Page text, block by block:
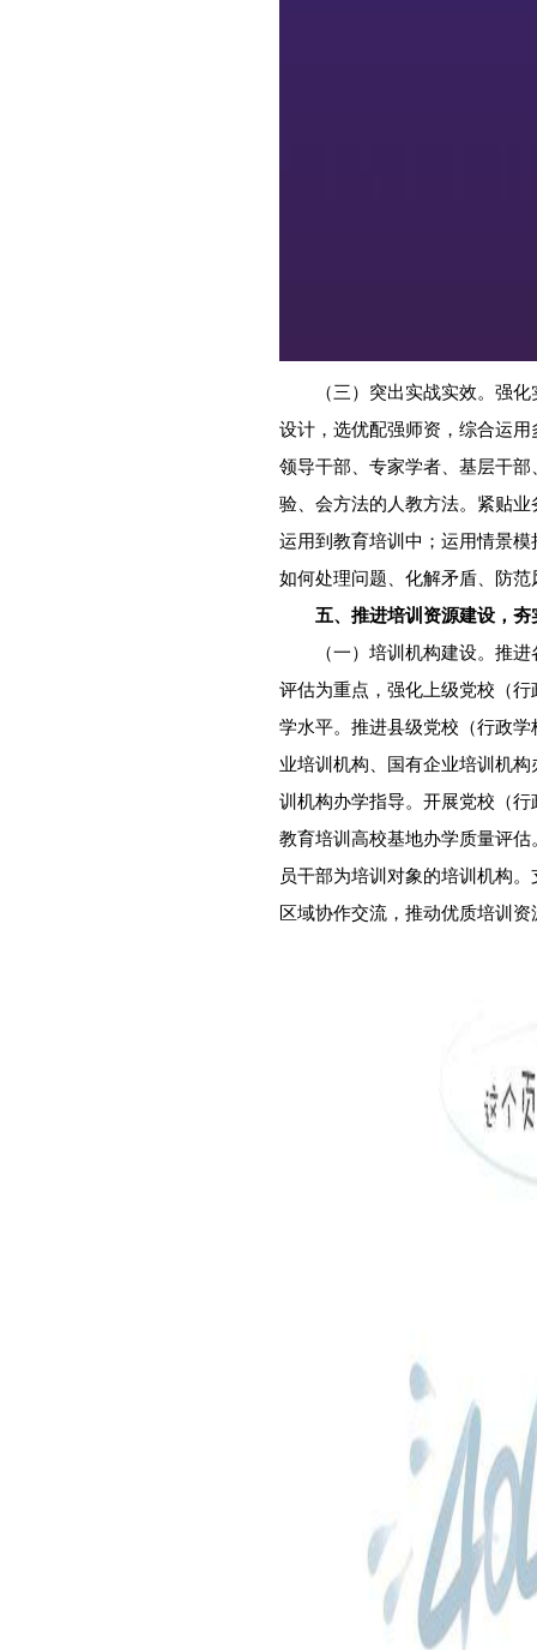
（三）突出实战实效。强化
设计，选优配强师资，综合运
领导干部、专家学者、基层干
验、会方法的人教方法。紧贴
运用到教育培训中；运用情景
如何处理问题、化解矛盾、防
五、推进培训资源建设，
（一）培训机构建设。推进
评估为重点，强化上级党校（
学水平。推进县级党校（行政
业培训机构、国有企业培训机
训机构办学指导。开展党校（
教育培训高校基地办学质量评
员干部为培训对象的培训机构
区域协作交流，推动优质培训